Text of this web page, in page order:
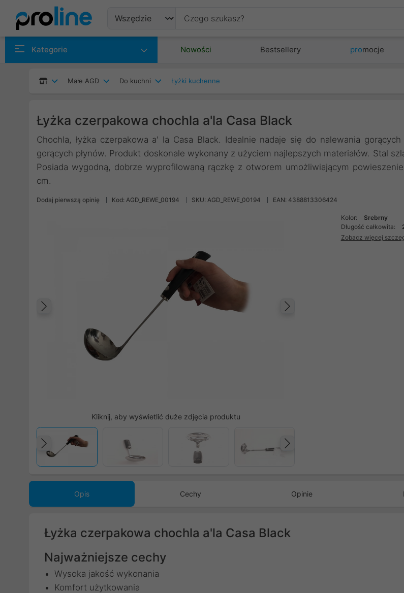
Kategorie Nowości Bestsellery promocje
Małe AGD Do kuchni Łyżki kuchenne
Łyżka czerpakowa chochla a'la Casa Black
Chochla, łyżka czerpakowa a' la Casa Black. Idealnie nadaje się do nalewania
gorących płynów. Produkt doskonale wykonany z użyciem najlepszych materiałów. Stal
Posiada wygodną, dobrze wyprofilowaną rączkę z otworem umożliwiającym
cm.
Dodaj pierwszą opinię Kod: AGD_REWE_00194 SKU: AGD_REWE_00194 EAN: 4388813306424
Kliknij, aby wyświetlić duże zdjęcia produktu
Poprzedni
Kolor:
Srebrny
Długość całkowita:
Zobacz więcej
Opis Cechy Opinie
Łyżka czerpakowa chochla a'la Casa Black
Najważniejsze cechy
Wysoka jakość wykonania
Komfort użytkowania